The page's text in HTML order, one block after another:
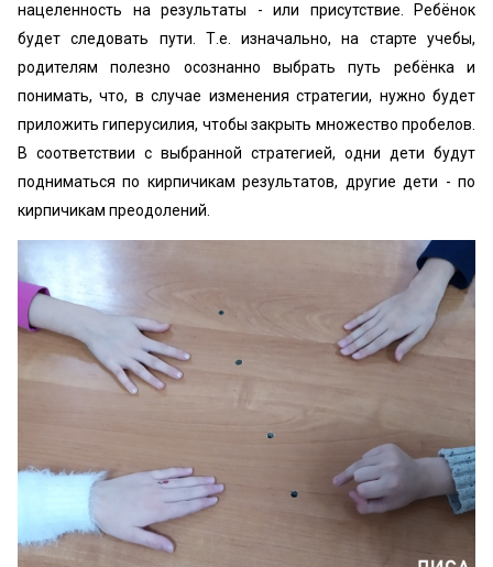
нацеленность на результаты - или присутствие. Ребёнок
будет следовать пути. Т.е. изначально, на старте учебы,
родителям полезно осознанно выбрать путь ребёнка и
понимать, что, в случае изменения стратегии, нужно будет
приложить гиперусилия, чтобы закрыть множество пробелов.
В соответствии с выбранной стратегией, одни дети будут
подниматься по кирпичикам результатов, другие дети - по
кирпичикам преодолений.